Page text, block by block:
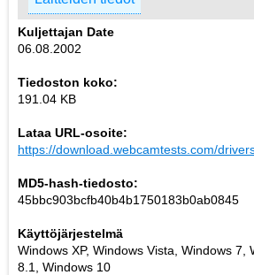
Kuljettajan Date
06.08.2002
Tiedoston koko:
191.04 KB
Lataa URL-osoite:
https://download.webcamtests.com/
MD5-hash-tiedosto:
45bbc903bcfb40b4b1750183b0ab0845
Käyttöjärjestelmä
Windows XP, Windows Vista, Windows 7,
8.1, Windows 10